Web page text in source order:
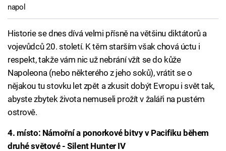
napol
Historie se dnes dívá velmi přísně na většinu diktátorů a
vojevůdců 20. století. K těm starším však chová úctu i
respekt, takže vám nic už nebrání vžít se do kůže
Napoleona (nebo některého z jeho soků), vrátit se o
nějakou tu stovku let zpět a zkusit dobýt Evropu i svět tak,
abyste zbytek života nemuseli prožít v žaláři na pustém
ostrově.
4. místo: Námořní a ponorkové bitvy v Pacifiku během
druhé světové - Silent Hunter IV